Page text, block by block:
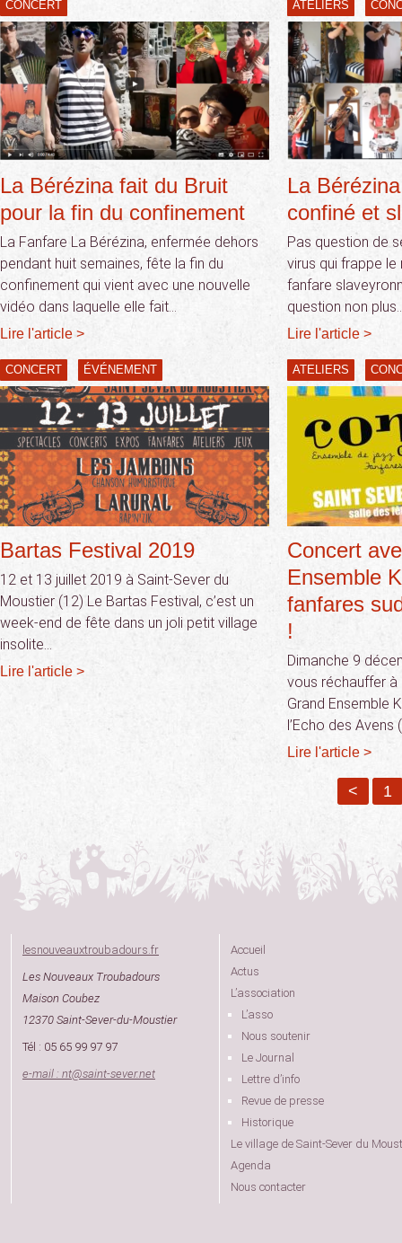
CONCERT
La Bérézina fait du Bruit
pour la fin du confinement
La Fanfare La Bérézina, enfermée dehors
pendant huit semaines, fête la fin du
confinement qui vient avec une nouvelle
vidéo dans laquelle elle fait…
Lire l'article >
ATELIERS
La
confiné et
Pas question de
virus qui frappe
fanfare
question non
Lire l'article >
CONCERT ÉVÉNEMENT
Bartas Festival 2019
12 et 13 juillet 2019 à Saint-Sever du
Moustier (12) Le Bartas Festival, c’est un
week-end de fête dans un joli petit village
insolite…
Lire l'article >
ATELIERS
Concert
Ensemble
fanfares
!
Dimanche 9
vous réchauffer
Grand Ensemble
l’Echo des Avens
Lire l'article >
< 1
lesnouveauxtroubadours.fr
Les Nouveaux Troubadours
Maison Coubez
12370 Saint-Sever-du-Moustier
Tél : 05 65 99 97 97
e-mail : nt@saint-sever.net
Accueil
Actus
L’association
L’asso
Nous soutenir
Le Journal
Lettre d’info
Revue de presse
Historique
Le village de Saint-Sever du
Agenda
Nous contacter